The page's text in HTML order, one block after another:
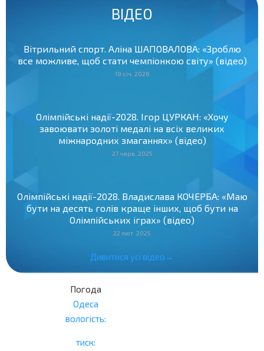
ВІДЕО
Вітрильний спорт. Аліна ШАПОВАЛОВА: «Зроблю
все можливе, щоб стати чемпіонкою світу» (відео)
19 січ. 2026
Олімпійські надії-2028. Ігор ЦУРКАН: «Хочу
завоювати золоті медалі на всіх великих
міжнародних змаганнях» (відео)
27 черв. 2025
Олімпійські надії-2028. Владислава КОЧЕРБА: «Маю
бути на десять голів краще інших, щоб бути на
Олімпійських іграх» (відео)
22 лют. 2025
Дивитися усі відео→
Погода
Одеса
вологість:
тиск: